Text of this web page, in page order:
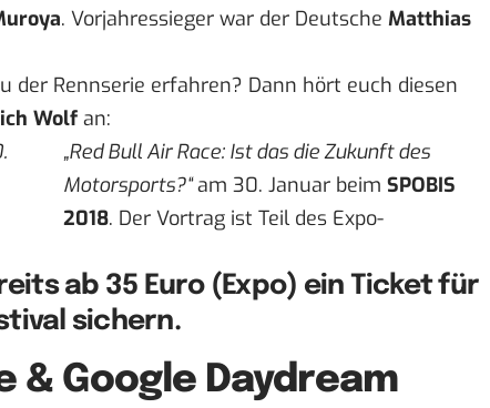
. Vorjahressieger war der Deutsche Matthias
der Rennserie erfahren? Dann hört euch diesen
Wolf an:
„Red Bull Air Race: Ist das die Zukunft des
Motorsports?“am 30. Januar beim SPOBIS
2018. Der Vortrag ist Teil des Expo-
ab 35 Euro (Expo) ein Ticket für
sichern.
& Google Daydream